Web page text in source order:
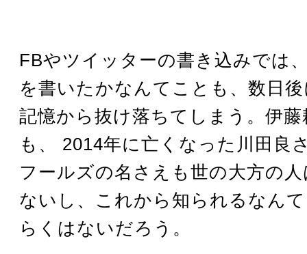
FBやツイッターの書き込みでは
を書いたかなんてことも、数日
記憶から抜け落ちてしまう。伊
も、 2014年に亡くなった川田良
フールズの名さえも世の大方の
ないし、これから知られるなん
らくはないだろう。